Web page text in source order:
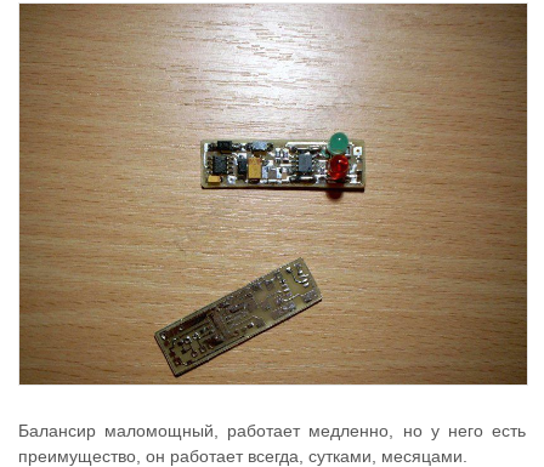
Балансир маломощный, работает медленно, но у него есть
преимущество, он работает всегда, сутками, месяцами.